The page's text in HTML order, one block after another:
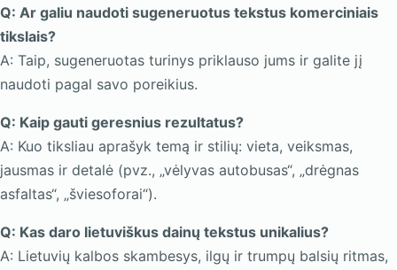
Q: Ar galiu naudoti sugeneruotus tekstus komerciniais
tikslais?
A: Taip, sugeneruotas turinys priklauso jums ir galite jį
naudoti pagal savo poreikius.
Q: Kaip gauti geresnius rezultatus?
A: Kuo tiksliau aprašyk temą ir stilių: vieta, veiksmas,
jausmas ir detalė (pvz., „vėlyvas autobusas“, „drėgnas
asfaltas“, „šviesoforai“).
Q: Kas daro lietuviškus dainų tekstus unikalius?
A: Lietuvių kalbos skambesys, ilgų ir trumpų balsių ritmas,